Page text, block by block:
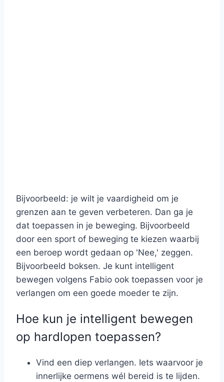
Bijvoorbeeld: je wilt je vaardigheid om je
grenzen aan te geven verbeteren. Dan ga je
dat toepassen in je beweging. Bijvoorbeeld
door een sport of beweging te kiezen waarbij
een beroep wordt gedaan op 'Nee,' zeggen.
Bijvoorbeeld boksen. Je kunt intelligent
bewegen volgens Fabio ook toepassen voor je
verlangen om een goede moeder te zijn.
Hoe kun je intelligent bewegen
op hardlopen toepassen?
Vind een diep verlangen. Iets waarvoor je
innerlijke oermens wél bereid is te lijden.